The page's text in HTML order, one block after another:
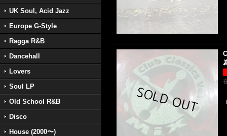
UK Soul, Acid Jazz
Europe G-Style
Ragga R&B
Dancehall
Lovers
Soul LP
Old School R&B
Disco
House (2000〜)